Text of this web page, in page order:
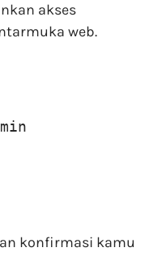
akses
web.
konfirmasi kamu